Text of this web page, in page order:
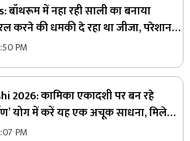
बॉथरूम में नहा रही साली का बनाया
करने की धमकी दे रहा था जीजा, परेशान
कदम
PM
2026: कामिका एकादशी पर बन रहे
योग में करें यह एक अचूक साधना, मिलेगा
PM